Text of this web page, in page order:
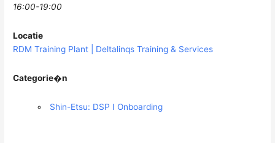
16:00-19:00
Locatie
RDM Training Plant | Deltalinqs Training & Services
Categorie�n
Shin-Etsu: DSP I Onboarding